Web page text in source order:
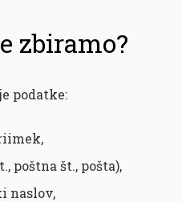
zbiramo?
podatke:
poštna št., pošta),
naslov,